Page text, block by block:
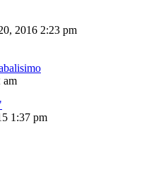
2016 2:23 pm
am
1:37 pm